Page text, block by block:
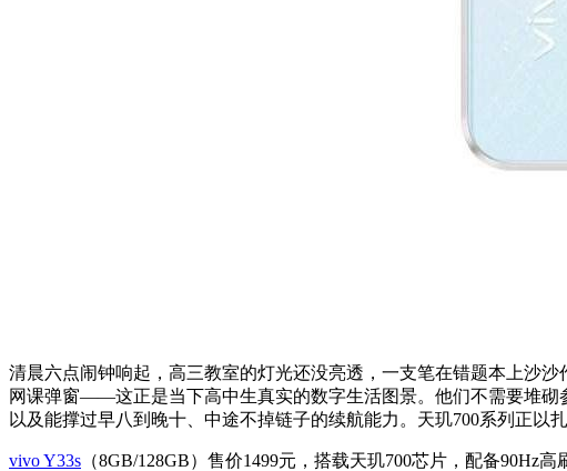
清晨六点闹钟响起，高三教室的灯光还没亮透，一支笔在错题本上沙沙
网课弹窗——这正是当下高中生真实的数字生活图景。他们不需要堆砌
以及能撑过早八到晚十、中途不掉链子的续航能力。天玑700系列正以
vivo Y33s （8GB/128GB）售价1499元，搭载天玑700芯片，配备90Hz